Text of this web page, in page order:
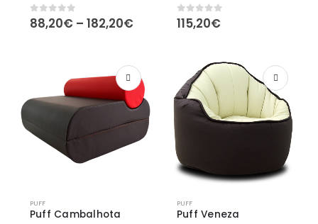
0out of 5
88,20€ – 182,20€Price
182,20€
0out of 5
115,20€
PUFF
Puff Cambalhota
PUFF
Puff Veneza